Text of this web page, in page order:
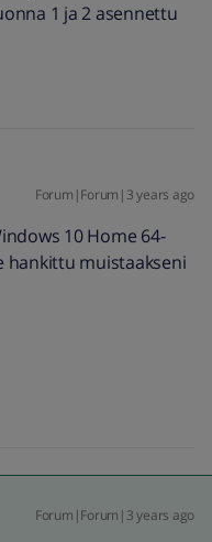
1 ja 2 asennettu
Forum|Forum|3 years ago
10 Home 64-
hankittu muistaakseni
Forum|Forum|3 years ago